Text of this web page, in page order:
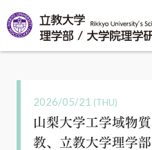
2026/05/21 (THU)
山梨大学工学域物
教、立教大学理学